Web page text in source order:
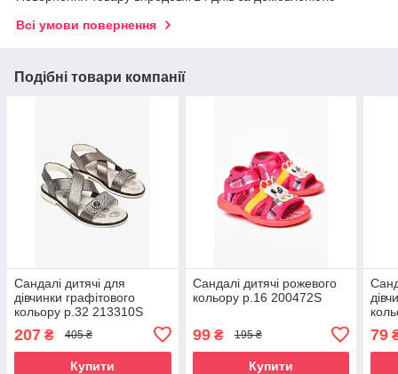
Всі умови повернення
Подібні товари компанії
Сандалі дитячі для
дівчинки графітового
кольору р.32 213310S
207 ₴ 405 ₴
Купити
Сандалі дитячі рожевого
кольору р.16 200472S
99₴ 195 ₴
Купити
79